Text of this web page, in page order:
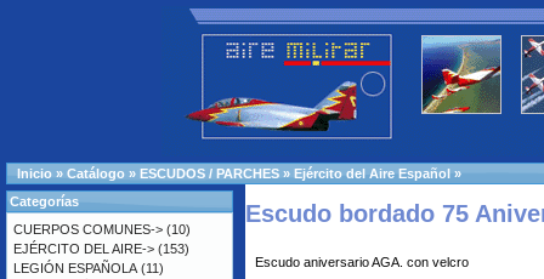
Inicio » Catálogo » ESCUDOS / PARCHES » Ejército del Aire Español »
Escudo bordado 75
Escudo aniversario AGA. con velcro
Categorías
CUERPOS COMUNES-> (10)
EJÉRCITO DEL AIRE-> (153)
LEGIÓN ESPAÑOLA (11)